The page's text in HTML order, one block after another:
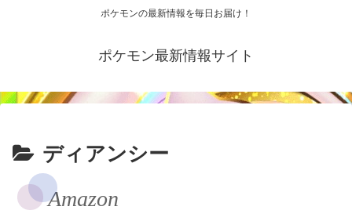
ポケモンの最新情報を毎日お届け！
ポケモン最新情報サイト
ディアンシー
Amazon